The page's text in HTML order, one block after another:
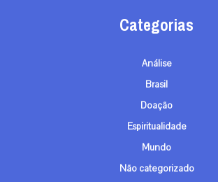
Categorias
Análise
Brasil
Doação
Espiritualidade
Mundo
Não categorizado